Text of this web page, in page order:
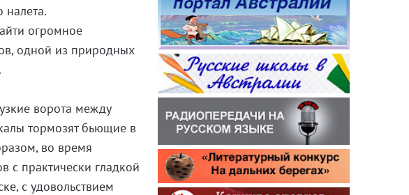
налета.
огромное
одной из природных
ворота между
тормозят бьющие в
во время
с практически гладкой
с удовольствием